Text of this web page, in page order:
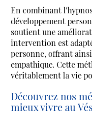
En combinant
développement
soutient une
intervention est
personne, offrant
empathique. Cette
véritablement la vie
Découvrez nos
mieux vivre au